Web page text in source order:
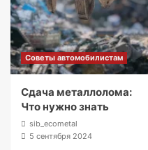
Советы автомобилистам
Сдача металлолома:
Что нужно знать
sib_ecometal
5 сентября 2024